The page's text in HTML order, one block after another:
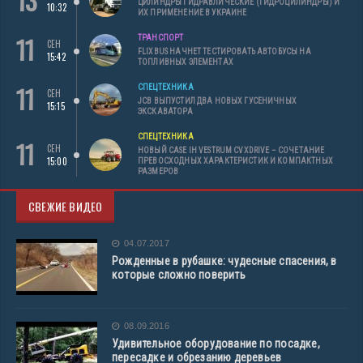
10:32
ЦИЛИНДРЫ ГИДРАВЛИЧЕСКИЕ (ГИДРОЦИЛИНДРЫ) И
ИХ ПРИМЕНЕНИЕ В УКРАИНЕ
11
СЕН
15:42
ТРАНСПОРТ
FLIXBUS НАЧНЕТ ТЕСТИРОВАТЬ АВТОБУСЫ НА
ТОПЛИВНЫХ ЭЛЕМЕНТАХ
11
СЕН
15:15
СПЕЦТЕХНИКА
JCB ВЫПУСТИЛ ДВА НОВЫХ ГУСЕНИЧНЫХ
ЭКСКАВАТОРА
11
СЕН
15:00
СПЕЦТЕХНИКА
НОВЫЙ CASE IH VESTRUM CVXDRIVE – СОЧЕТАНИЕ
ПРЕВОСХОДНЫХ ХАРАКТЕРИСТИК И КОМПАКТНЫХ
РАЗМЕРОВ
СВЕЖИЕ ВИДЕО
04.07.2017
Рожденные в рубашке: чудесные спасения, в
которые сложно поверить
08.09.2016
Удивительное оборудование по посадке,
пересадке и обрезанию деревьев